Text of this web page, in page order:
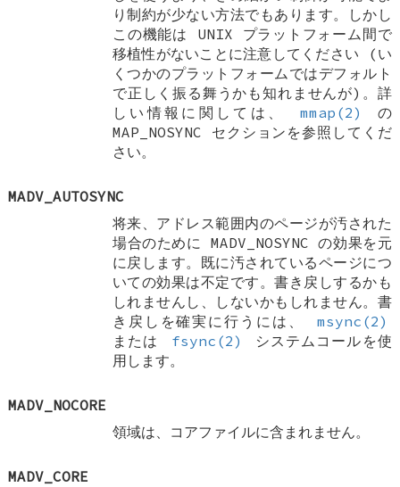
り制約が少ない方法でもあります。しかし
この機能は UNIX プラットフォーム間で
移植性がないことに注意してください (い
くつかのプラットフォームではデフォルト
で正しく振る舞うかも知れませんが)。詳
しい情報に関しては、
mmap(2)
の
MAP_NOSYNC セクションを参照してくだ
さい。
MADV_AUTOSYNC
将来、アドレス範囲内のページが汚された
場合のために MADV_NOSYNC の効果を元
に戻します。既に汚されているページにつ
いての効果は不定です。書き戻しするかも
しれませんし、しないかもしれません。書
き戻しを確実に行うには、
msync(2)
または
fsync(2)
システムコールを使
用します。
MADV_NOCORE
領域は、コアファイルに含まれません。
MADV_CORE